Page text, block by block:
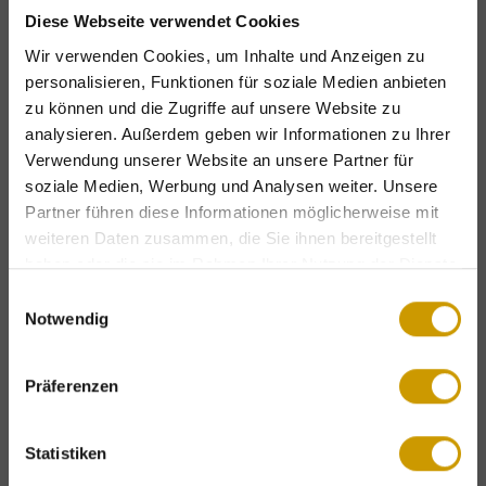
Diese Webseite verwendet Cookies
Wir verwenden Cookies, um Inhalte und Anzeigen zu
personalisieren, Funktionen für soziale Medien anbieten
zu können und die Zugriffe auf unsere Website zu
analysieren. Außerdem geben wir Informationen zu Ihrer
Verwendung unserer Website an unsere Partner für
soziale Medien, Werbung und Analysen weiter. Unsere
Partner führen diese Informationen möglicherweise mit
weiteren Daten zusammen, die Sie ihnen bereitgestellt
haben oder die sie im Rahmen Ihrer Nutzung der Dienste
Notwendig
Präferenzen
Statistiken
SPORTALPEN
Größe
3000 * 1995 px
3,49 MB
DOWNLOAD
Exklusive Urlaubsvorteile – nur für kurze
& attraktive